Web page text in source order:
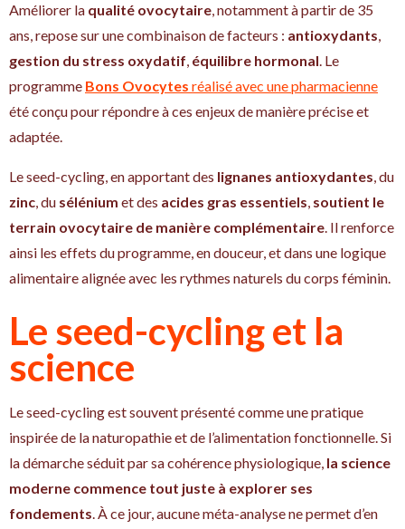
Améliorer la qualité ovocytaire, notamment à partir de 35
ans, repose sur une combinaison de facteurs : antioxydants,
gestion du stress oxydatif, équilibre hormonal. Le
programme Bons Ovocytes réalisé avec une pharmacienne
été conçu pour répondre à ces enjeux de manière précise et
adaptée.
Le seed-cycling, en apportant des lignanes antioxydantes, du
zinc, du sélénium et des acides gras essentiels, soutient le
terrain ovocytaire de manière complémentaire. Il renforce
ainsi les effets du programme, en douceur, et dans une logique
alimentaire alignée avec les rythmes naturels du corps féminin.
Le seed-cycling et la
science
Le seed-cycling est souvent présenté comme une pratique
inspirée de la naturopathie et de l’alimentation fonctionnelle. Si
la démarche séduit par sa cohérence physiologique, la science
moderne commence tout juste à explorer ses
fondements. À ce jour, aucune méta-analyse ne permet d’en